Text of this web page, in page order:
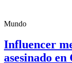
Mundo
Influencer
asesinado